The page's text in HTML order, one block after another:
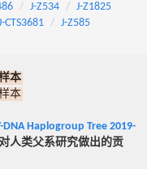
J-Z534
J-Z1825
CTS3681
J-Z585
本
本
DNA Haplogroup Tree 2019-
人类父系研究做出的贡